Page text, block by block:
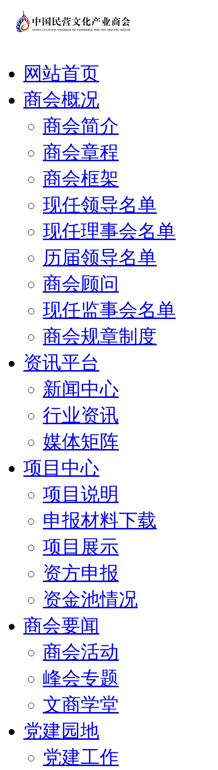
网站首页
商会概况
商会简介
商会章程
商会框架
现任领导名单
现任理事会名单
历届领导名单
商会顾问
现任监事会名单
商会规章制度
资讯平台
新闻中心
行业资讯
媒体矩阵
项目中心
项目说明
申报材料下载
项目展示
资方申报
资金池情况
商会要闻
商会活动
峰会专题
文商学堂
党建园地
党建工作